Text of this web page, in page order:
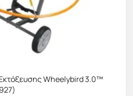
Wheelybird 3.0™